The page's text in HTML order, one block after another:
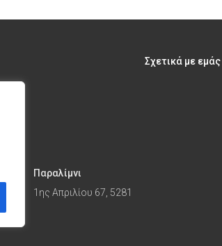
Σχετικά με εμάς
Παραλίμνι
1ης Απριλίου 67, 5281